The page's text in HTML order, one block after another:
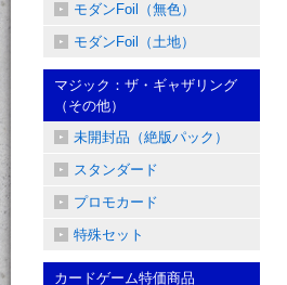
モダンFoil（無色）
モダンFoil（土地）
マジック：ザ・ギャザリング
（その他）
未開封品（絶版パック）
スタンダード
プロモカード
特殊セット
カードゲーム特価商品